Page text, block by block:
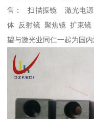
售： 扫描振镜 激光电
体 反射镜 聚焦镜 扩束
望与激光业同仁一起为国